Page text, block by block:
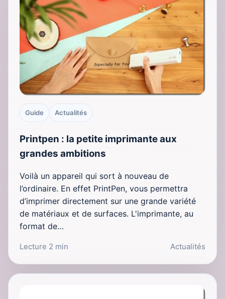
Guide Actualités
Printpen : la petite imprimante aux
grandes ambitions
Voilà un appareil qui sort à nouveau de
l’ordinaire. En effet PrintPen, vous permettra
d’imprimer directement sur une grande variété
de matériaux et de surfaces. L'imprimante, au
format de…
Lecture 2 min Actualités